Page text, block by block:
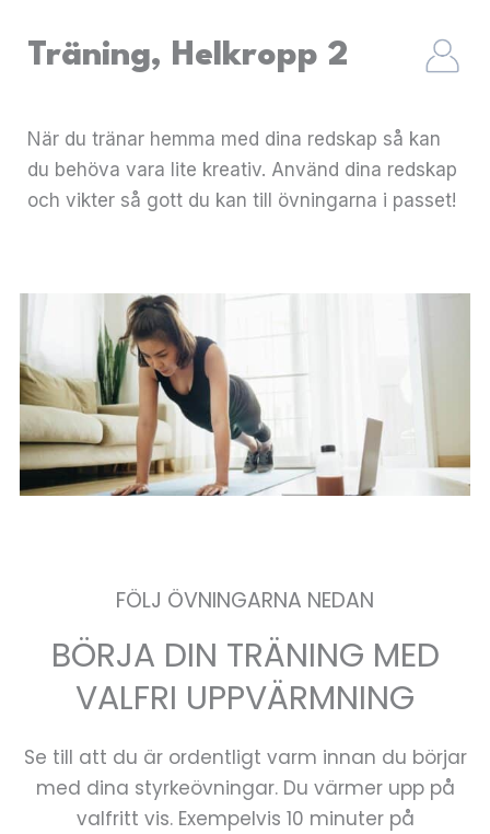
Träning, Helkropp 2
När du tränar hemma med dina redskap så kan
du behöva vara lite kreativ. Använd dina redskap
och vikter så gott du kan till övningarna i passet!
FÖLJ ÖVNINGARNA NEDAN
BÖRJA DIN TRÄNING MED
VALFRI UPPVÄRMNING
Se till att du är ordentligt varm innan du börjar
med dina styrkeövningar. Du värmer upp på
valfritt vis. Exempelvis 10 minuter på